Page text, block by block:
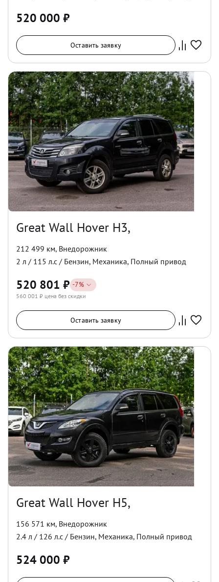
520 000 ₽
Оставить заявку
Great Wall Hover H3,
212 499 км, Внедорожник
2 л / 115 л.с / Бензин, Механика, Полный привод
520 801 ₽ -7%
560 001 ₽ цена без скидки
Оставить заявку
Great Wall Hover H5,
156 571 км, Внедорожник
2.4 л / 126 л.с / Бензин, Механика, Полный привод
524 000 ₽